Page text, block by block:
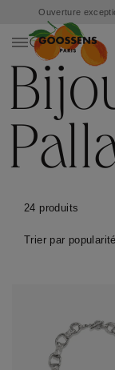
Ouverture
24 produits
Trier par popularité